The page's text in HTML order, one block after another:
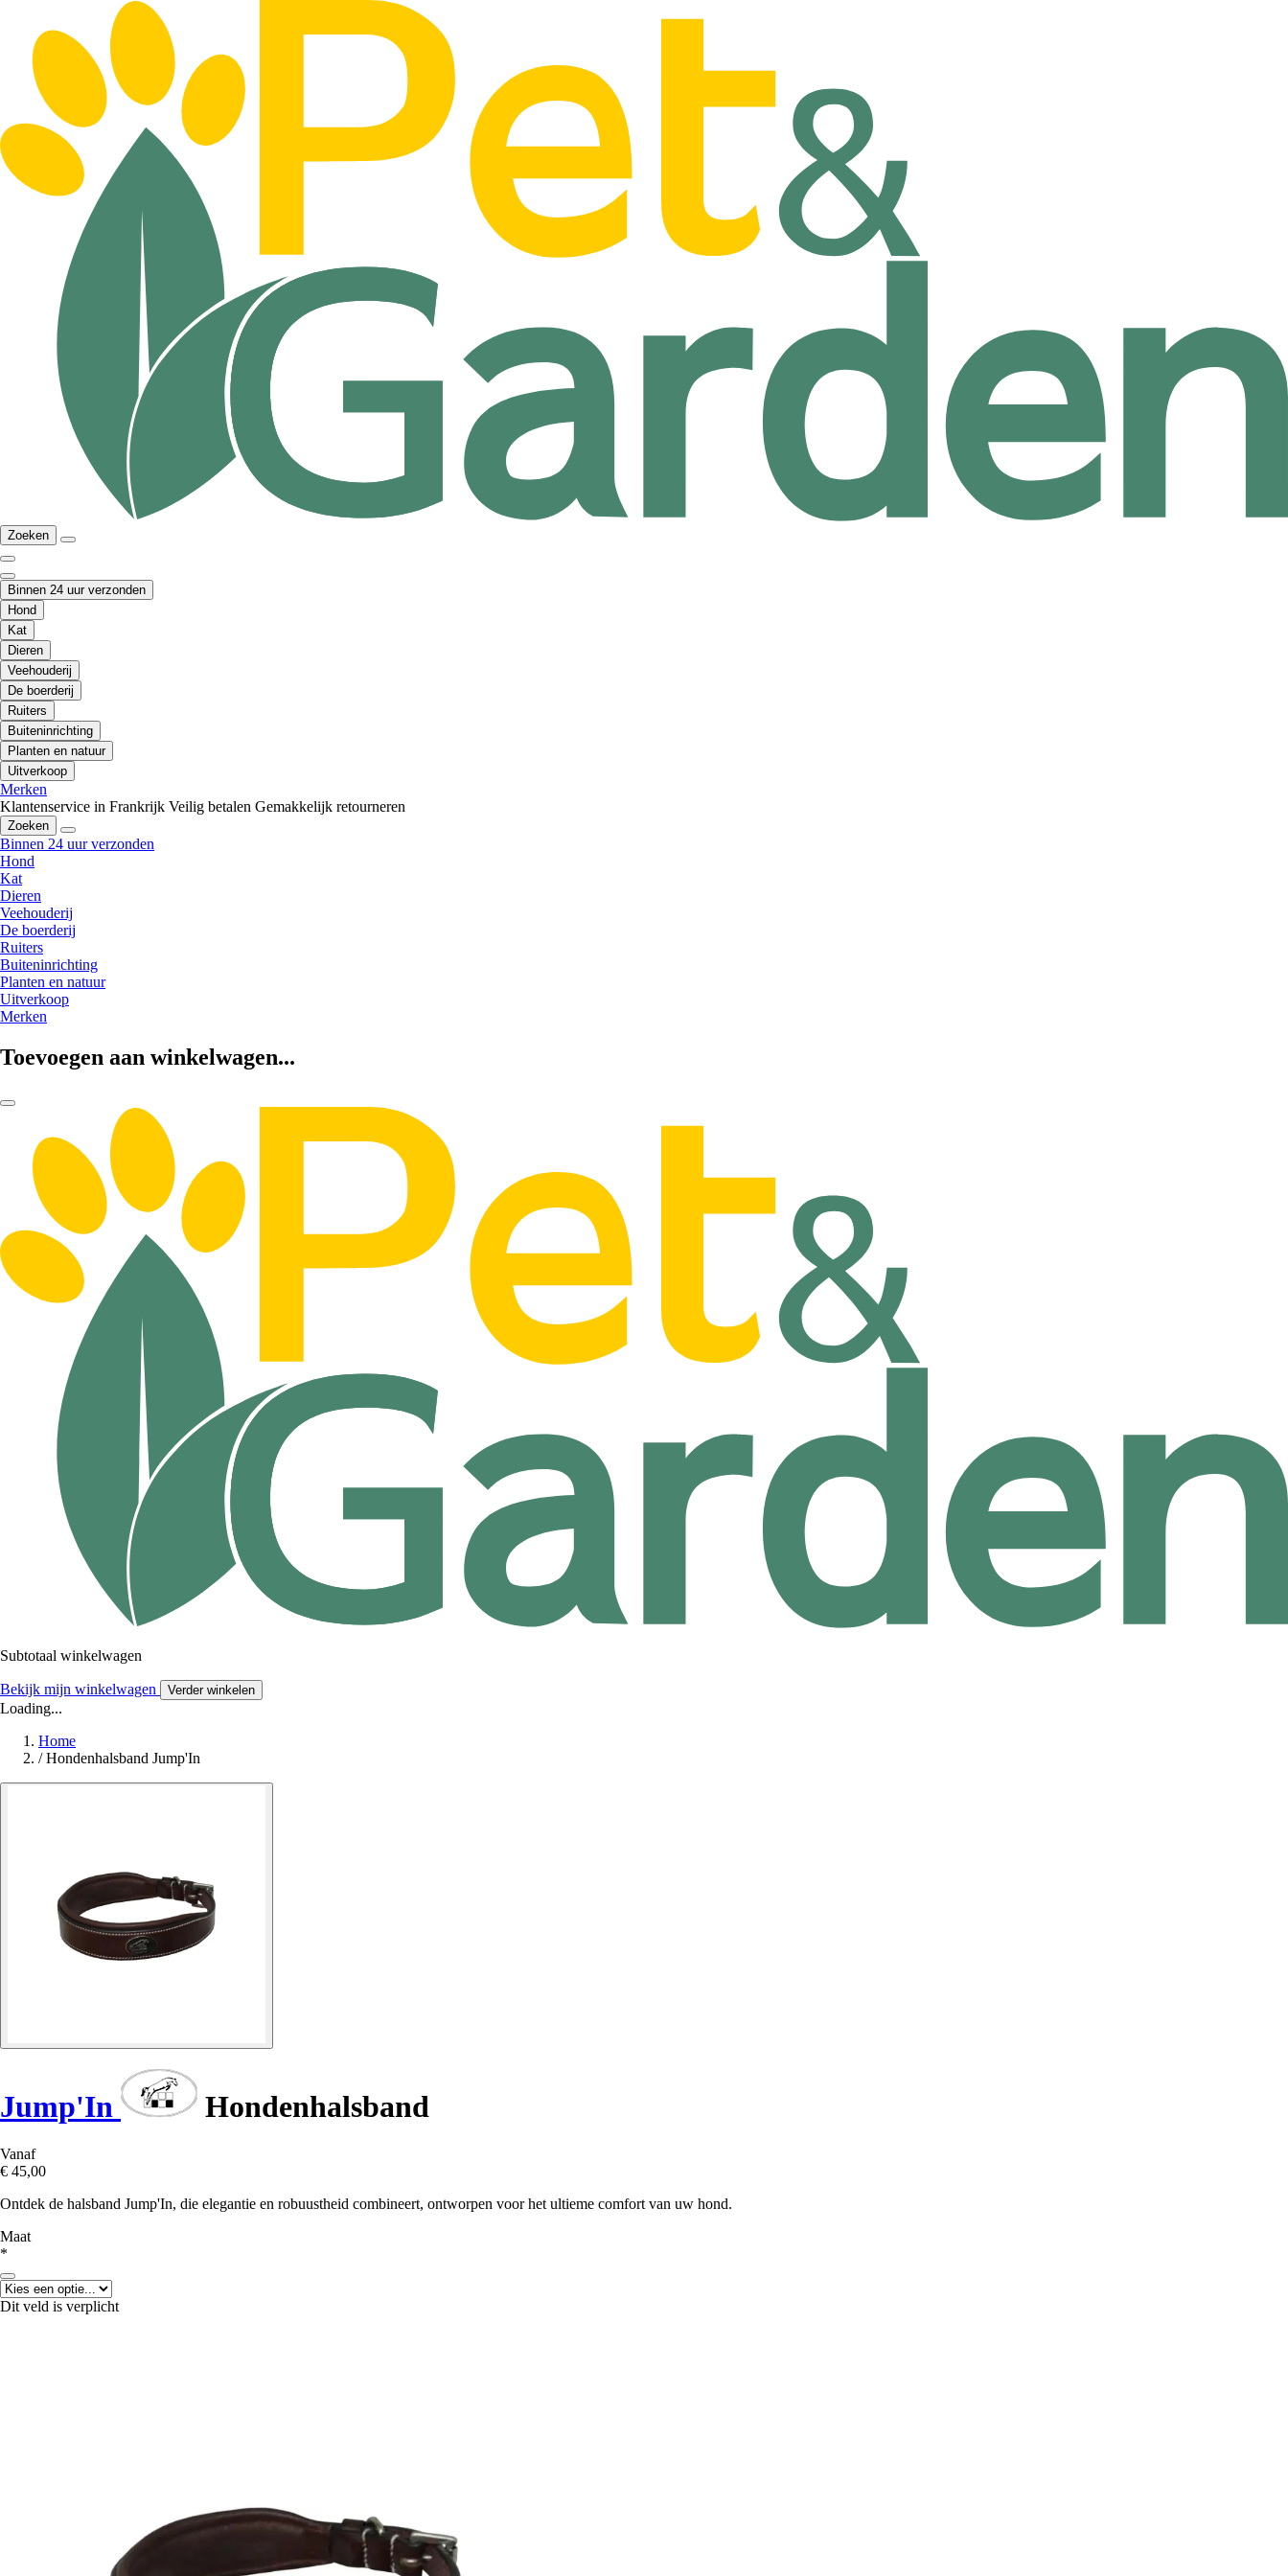
Zoeken
Binnen 24 uur verzonden
Hond
Kat
Dieren
Veehouderij
De boerderij
Ruiters
Buiteninrichting
Planten en natuur
Uitverkoop
Merken
Klantenservice in Frankrijk Veilig betalen Gemakkelijk retourneren
Zoeken
Binnen 24 uur verzonden
Hond
Kat
Dieren
Veehouderij
De boerderij
Ruiters
Buiteninrichting
Planten en natuur
Uitverkoop
Merken
Toevoegen aan winkelwagen...
Subtotaal winkelwagen
Bekijk mijn winkelwagen Verder winkelen
Loading...
Home
/ Hondenhalsband Jump'In
Jump'In Hondenhalsband
Vanaf
€ 45,00
Ontdek de halsband Jump'In, die elegantie en robuustheid combineert, ontworpen voor het ultieme comfort van uw hond.
Maat
*
Dit veld is verplicht